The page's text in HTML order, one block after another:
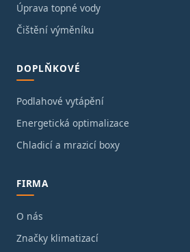
Úprava topné vody
Čištění výměníku
DOPLŇKOVÉ
Podlahové vytápění
Energetická optimalizace
Chladicí a mrazicí boxy
FIRMA
O nás
Značky klimatizací